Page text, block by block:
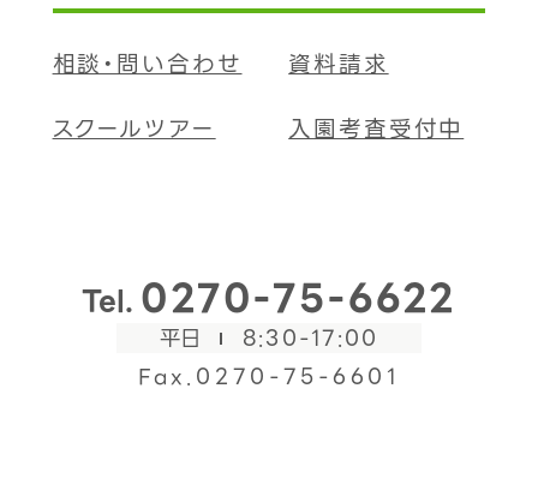
相談・問い合わせ
資料請求
スクールツアー
入園考査受付中
Tel. 0270-75-6622
平日
8:30-17:00
Fax.0270-75-6601